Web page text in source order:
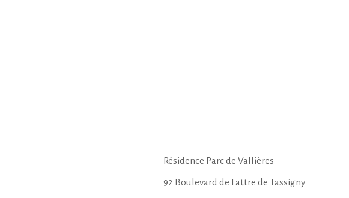
Résidence Parc de Vallières
92 Boulevard de Lattre de Tassigny